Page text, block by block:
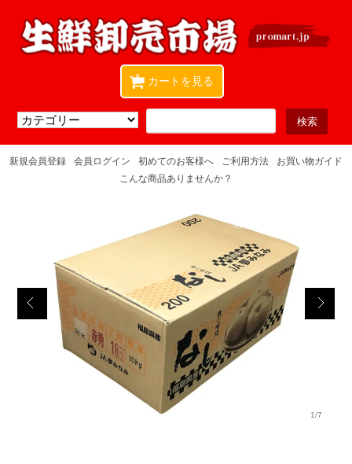
カートを見る
0
新規会員登録 会員ログイン 初めてのお客様へ ご利用方法
お買い物ガイド
こんな商品ありませんか？
1/7